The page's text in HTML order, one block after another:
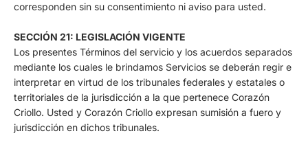
corresponden sin su consentimiento ni aviso para usted.
SECCIÓN 21: LEGISLACIÓN VIGENTE
Los presentes Términos del servicio y los acuerdos separados
mediante los cuales le brindamos Servicios se deberán regir e
interpretar en virtud de los tribunales federales y estatales o
territoriales de la jurisdicción a la que pertenece Corazón
Criollo. Usted y Corazón Criollo expresan sumisión a fuero y
jurisdicción en dichos tribunales.